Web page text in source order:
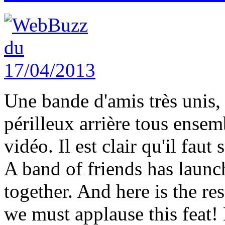
Une bande d'amis très
périlleux arrière tous
vidéo. Il est clair qu'il faut
A band of friends has
together. And here is the
we must applause this